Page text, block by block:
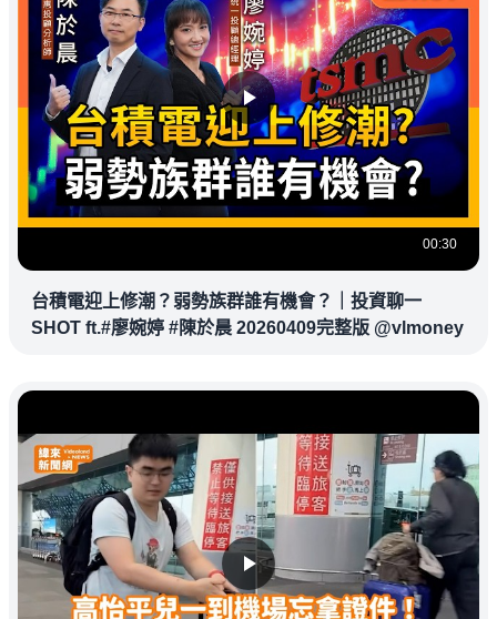
00:30
台積電迎上修潮？弱勢族群誰有機會？｜投資聊一
SHOT ft.#廖婉婷 #陳於晨 20260409完整版 @vlmoney